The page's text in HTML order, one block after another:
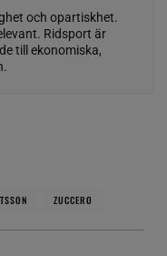
och opartiskhet.
Ridsport är
till ekonomiska,
ZUCCERO